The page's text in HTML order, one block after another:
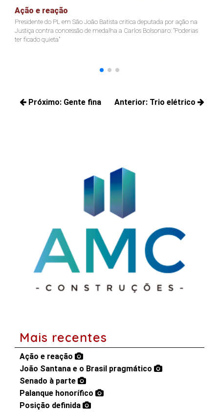
Ação e reação
Presidente do PL em São João Batista critica deputada por ação na
Justiça contra concessão de medalha a Carlos Bolsonaro: "Poderias
ter ficado quieta"
Navegação
Anterior: Trio elétrico
Próximo: Gente fina
Mais recentes
Ação e reação
João Santana e o Brasil pragmático
Senado à parte
Palanque honorífico
Posição definida